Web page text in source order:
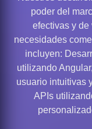
poder del
efectivas y
necesidades
incluyen:
utilizando
usuario intuitivas
APIs